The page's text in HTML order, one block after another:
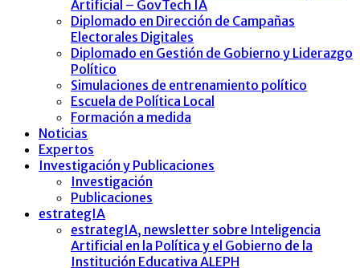
Artificial – GovTech IA
Diplomado en Dirección de Campañas
Electorales Digitales
Diplomado en Gestión de Gobierno y Liderazgo
Político
Simulaciones de entrenamiento político
Escuela de Política Local
Formación a medida
Noticias
Expertos
Investigación y Publicaciones
Investigación
Publicaciones
estrategIA
estrategIA, newsletter sobre Inteligencia
Artificial en la Política y el Gobierno de la
Institución Educativa ALEPH